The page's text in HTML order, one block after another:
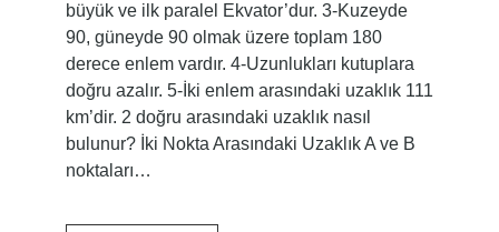
büyük ve ilk paralel Ekvator’dur. 3-Kuzeyde
90, güneyde 90 olmak üzere toplam 180
derece enlem vardır. 4-Uzunlukları kutuplara
doğru azalır. 5-İki enlem arasındaki uzaklık 111
km’dir. 2 doğru arasındaki uzaklık nasıl
bulunur? İki Nokta Arasındaki Uzaklık A ve B
noktaları…